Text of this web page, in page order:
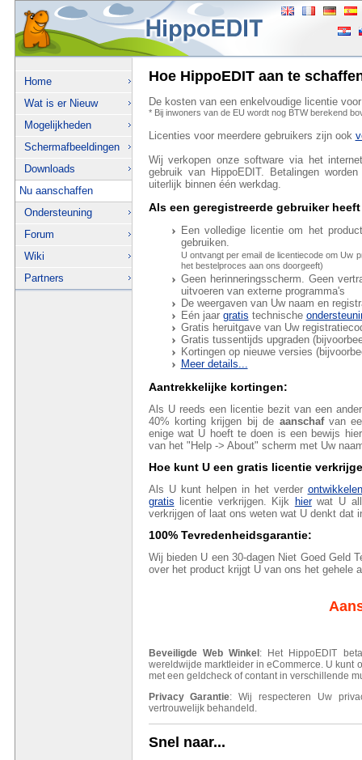
Home
Wat is er Nieuw
Mogelijkheden
Schermafbeeldingen
Downloads
Nu aanschaffen
Ondersteuning
Forum
Wiki
Partners
Hoe HippoEDIT aan te
De kosten van een enkelvoudige licentie
* Bij inwoners van de EU wordt nog BTW berekend
Licenties voor meerdere gebruikers zijn ook
Wij verkopen onze software via het
gebruik van HippoEDIT. Betalingen
uiterlijk binnen één werkdag.
Als een geregistreerde gebruiker
Een volledige licentie om het
gebruiken.
U ontvangt per email de licentiecode om Uw
het bestelproces aan ons doorgeeft)
Geen herinneringsscherm. Geen
uitvoeren van externe programma's
De weergaven van Uw naam en
Eén jaar gratis technische
Gratis heruitgave van Uw
Gratis tussentijds upgraden
Kortingen op nieuwe versies
Meer details...
Aantrekkelijke kortingen:
Als U reeds een licentie bezit van een
40% korting krijgen bij de aanschafvan
enige wat U hoeft te doen is een bewijs
van het "Help -> About" scherm met Uw
Hoe kunt U een gratis licentie
Als U kunt helpen in het verder ontwikkelen
gratis licentie verkrijgen. Kijk hierwat U
verkrijgen of laat ons weten wat U denkt dat
100% Tevredenheidsgarantie:
Wij bieden U een 30-dagen Niet Goed Geld
over het product krijgt U van ons het gehele
Beveiligde Web Winkel : Het HippoEDIT
wereldwijde marktleider in eCommerce. U kunt
met een geldcheck of contant in verschillende
Privacy Garantie: Wij respecteren Uw
vertrouwelijk behandeld.
Snel naar...